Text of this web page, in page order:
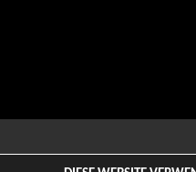
© 2026